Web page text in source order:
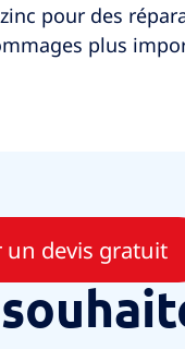
pour des
plus
un devis gratuit